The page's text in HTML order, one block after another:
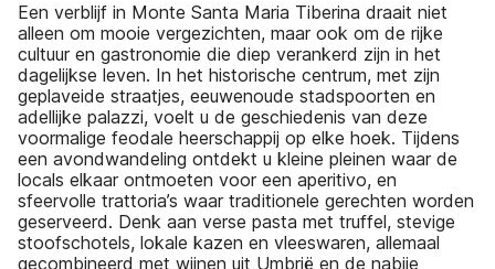
Een verblijf in Monte Santa Maria Tiberina draait niet
alleen om mooie vergezichten, maar ook om de rijke
cultuur en gastronomie die diep verankerd zijn in het
dagelijkse leven. In het historische centrum, met zijn
geplaveide straatjes, eeuwenoude stadspoorten en
adellijke palazzi, voelt u de geschiedenis van deze
voormalige feodale heerschappij op elke hoek. Tijdens
een avondwandeling ontdekt u kleine pleinen waar de
locals elkaar ontmoeten voor een aperitivo, en
sfeervolle trattoria’s waar traditionele gerechten worden
geserveerd. Denk aan verse pasta met truffel, stevige
stoofschotels, lokale kazen en vleeswaren, allemaal
gecombineerd met wijnen uit Umbrië en de nabije